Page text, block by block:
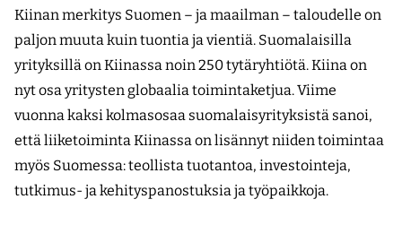
Kiinan merkitys Suomen – ja maailman – taloudelle on
paljon muuta kuin tuontia ja vientiä. Suomalaisilla
yrityksillä on Kiinassa noin 250 tytäryhtiötä. Kiina on
nyt osa yritysten globaalia toimintaketjua. Viime
vuonna kaksi kolmasosaa suomalaisyrityksistä sanoi,
että liiketoiminta Kiinassa on lisännyt niiden toimintaa
myös Suomessa: teollista tuotantoa, investointeja,
tutkimus- ja kehityspanostuksia ja työpaikkoja.